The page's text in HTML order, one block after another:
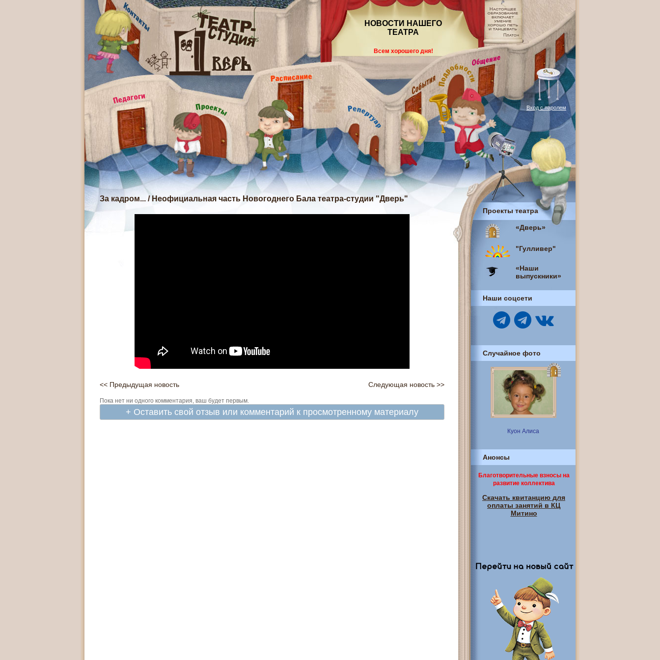
НОВОСТИ НАШЕГО
ТЕАТРА
Всем хорошего дня!
Вход с паролем
За кадром... / Неофициальная часть Новогоднего Бала театра-студии "Дверь"
<< Предыдущая новость Следующая новость >>
Пока нет ни одного комментария, ваш будет первым.
+ Оставить свой отзыв или комментарий к просмотренному материалу
Проекты театра
«Дверь»
"Гулливер"
«Наши
выпускники»
Наши соцсети
Случайное фото
Куон Алиса
Анонсы
Благотворительные взносы на
развитие коллектива
Скачать квитанцию для
оплаты занятий в КЦ
Митино